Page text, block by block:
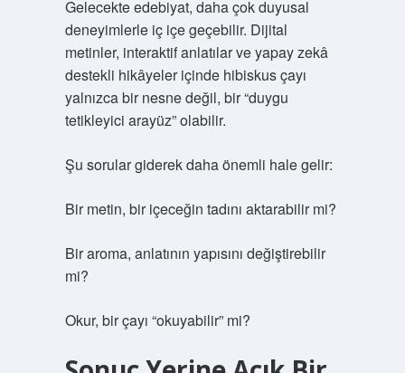
Gelecekte edebiyat, daha çok duyusal
deneyimlerle iç içe geçebilir. Dijital
metinler, interaktif anlatılar ve yapay zekâ
destekli hikâyeler içinde hibiskus çayı
yalnızca bir nesne değil, bir “duygu
tetikleyici arayüz” olabilir.
Şu sorular giderek daha önemli hale gelir:
Bir metin, bir içeceğin tadını aktarabilir mi?
Bir aroma, anlatının yapısını değiştirebilir
mi?
Okur, bir çayı “okuyabilir” mi?